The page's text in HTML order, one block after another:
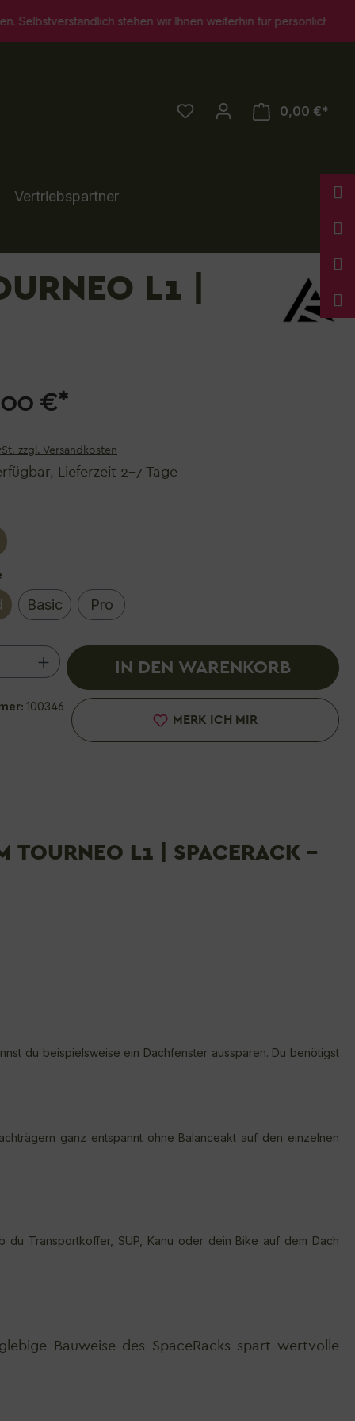
wir Ihnen weiterhin für persönliche Beratungsgespräche zur
0,00 €*
Vertriebspartner
L1 |
€*
zzgl. Versandkosten
Lieferzeit 2–7 Tage
Basic Pro
Gib den gewünschten Wert
IN DEN WARENKORB
MERK ICH MIR
100346
TOURNEO L1 | SPACERACK -
du beispielsweise ein Dachfenster aussparen. Du benötigst
ganz entspannt ohne Balanceakt auf den einzelnen
Transportkoffer, SUP, Kanu oder dein Bike auf dem Dach
Bauweise des SpaceRacks spart wertvolle